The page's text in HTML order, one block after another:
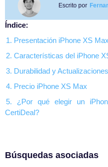
Escrito por
Índice:
1. Presentación iPhone XS Max
2. Características del iPhone
3. Durabilidad y
4. Precio iPhone XS Max
5. ¿Por qué elegir un
CertiDeal?
Búsquedas asociadas